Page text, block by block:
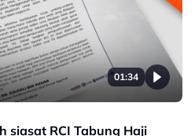
01:34
siasat RCI Tabung Haji